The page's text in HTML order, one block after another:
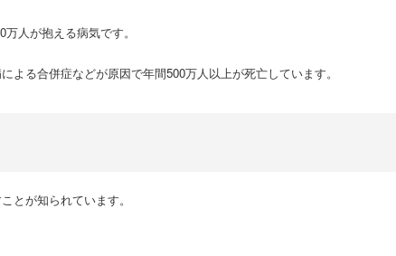
人が抱える病気です。
よる合併症などが原因で年間500万人以上が死亡しています。
とが知られています。